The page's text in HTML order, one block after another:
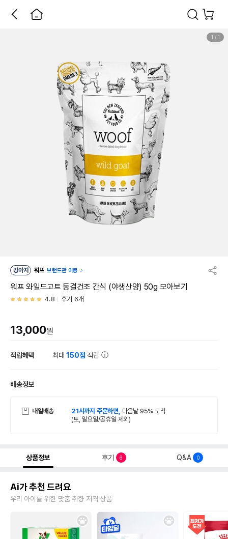
1 / 1
강아지 워프 브랜드관 이동
워프 와일드고트 동결건조 간식 (야생산양) 50g 모아보기
4.8 후기 6개
13,000원
적립혜택 최대150점 적립
배송정보
내일배송 21시까지 주문하면, 다음날 95% 도착
(토, 일요일/공휴일 제외)
상품정보 후기 6 Q&A 0
Ai가 추천 드려요
우리 아이를 위한 맞춤 취향 저격 상품